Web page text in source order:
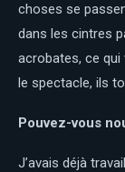
choses se
dans les cintres
acrobates, ce qui
le spectacle, ils
Pouvez-vous
J’avais déjà